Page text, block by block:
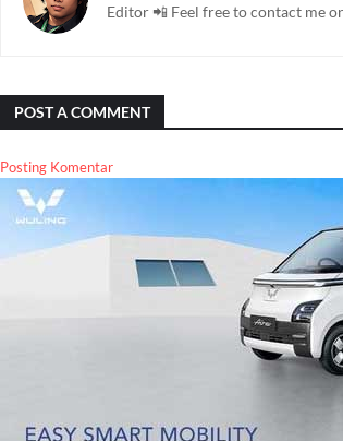
Editor 📲 Feel free to contact me
POST A COMMENT
Posting Komentar